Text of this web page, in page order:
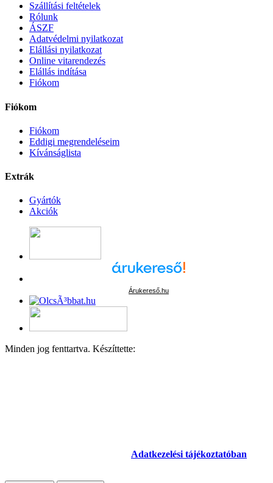
Szállítási feltételek
Rólunk
ÁSZF
Adatvédelmi nyilatkozat
Elállási nyilatkozat
Online vitarendezés
Elállás indítása
Fiókom
Fiókom
Fiókom
Eddigi megrendeléseim
Kívánságlista
Extrák
Gyártók
Akciók
Árukereső.hu
Minden jog fenttartva. Készíttette:
Adatkezelési tájékoztatóban